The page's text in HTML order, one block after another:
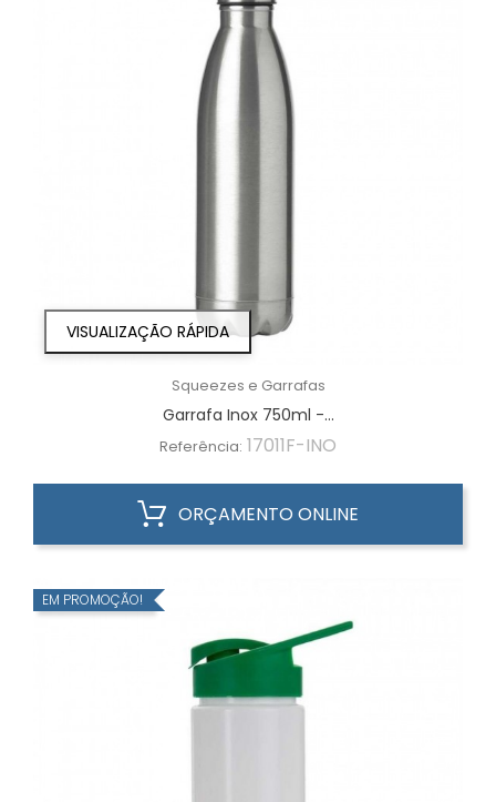
VISUALIZAÇÃO RÁPIDA
Squeezes e Garrafas
Garrafa Inox 750ml -...
Referência: 17011F-INO
ORÇAMENTO ONLINE
EM PROMOÇÃO!